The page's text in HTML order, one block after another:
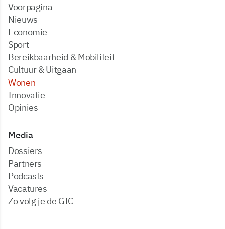
Voorpagina
Nieuws
Economie
Sport
Bereikbaarheid & Mobiliteit
Cultuur & Uitgaan
Wonen
Innovatie
Opinies
Media
dossiers
partners
podcasts
vacatures
zo volg je de GIC